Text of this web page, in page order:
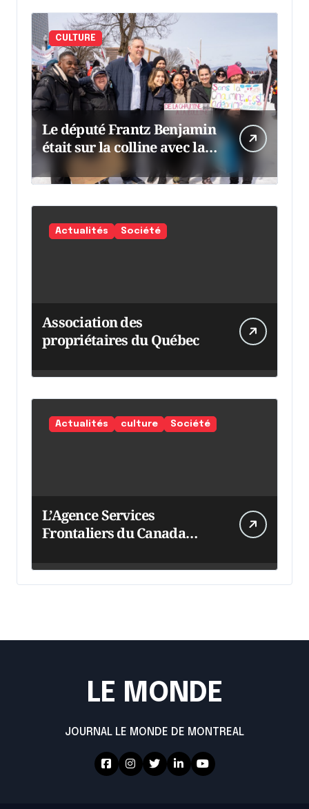
CULTURE
Le député Frantz Benjamin
était sur la colline avec la
chaumine
Actualités Société
Association des
propriétaires du Québec
Actualités culture Société
L’Agence Services
Frontaliers du Canada
LE MONDE
JOURNAL LE MONDE DE MONTREAL